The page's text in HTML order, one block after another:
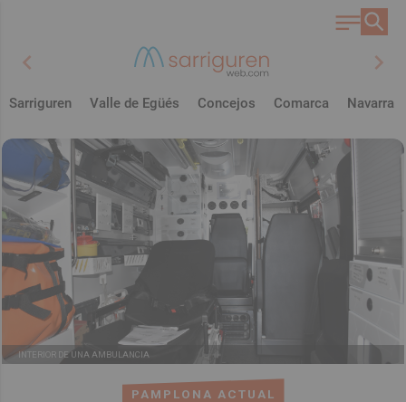
chevron_left chevron_right
Sarriguren Valle de Egüés Concejos Comarca Navarra
PAMPLONA ACTUAL
INTERIOR DE UNA AMBULANCIA